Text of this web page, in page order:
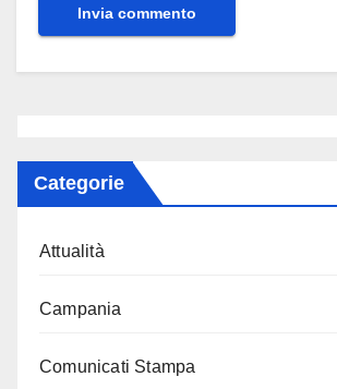
Categorie
Attualità
Campania
Comunicati Stampa